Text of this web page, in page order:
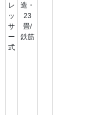
レ
ッ
サ
ー
式
造・
23
畳/
鉄筋